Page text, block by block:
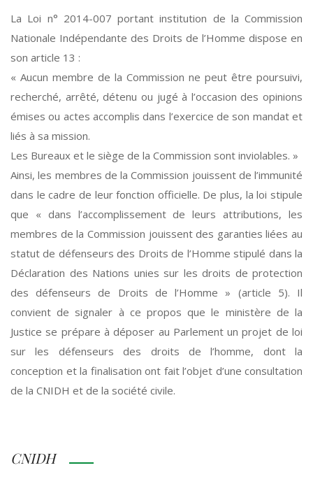
La Loi n° 2014-007 portant institution de la Commission
Nationale Indépendante des Droits de l’Homme dispose en
son article 13 :
« Aucun membre de la Commission ne peut être poursuivi,
recherché, arrêté, détenu ou jugé à l’occasion des opinions
émises ou actes accomplis dans l’exercice de son mandat et
liés à sa mission.
Les Bureaux et le siège de la Commission sont inviolables. »
Ainsi, les membres de la Commission jouissent de l’immunité
dans le cadre de leur fonction officielle. De plus, la loi stipule
que « dans l’accomplissement de leurs attributions, les
membres de la Commission jouissent des garanties liées au
statut de défenseurs des Droits de l’Homme stipulé dans la
Déclaration des Nations unies sur les droits de protection
des défenseurs de Droits de l’Homme » (article 5). Il
convient de signaler à ce propos que le ministère de la
Justice se prépare à déposer au Parlement un projet de loi
sur les défenseurs des droits de l’homme, dont la
conception et la finalisation ont fait l’objet d’une consultation
de la CNIDH et de la société civile.
CNIDH